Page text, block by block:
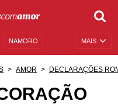
MAIS
NAMORO
AMOR DECLARAÇÕES